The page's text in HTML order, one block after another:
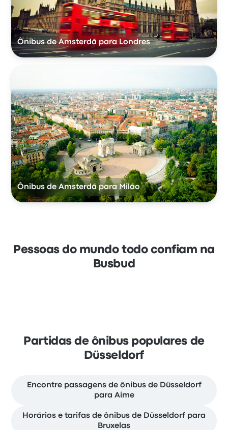
Ônibus de Amsterdã para Londres
Ônibus de Amsterdã para Milão
Pessoas do mundo todo confiam na
Busbud
Partidas de ônibus populares de
Düsseldorf
Encontre passagens de ônibus de Düsseldorf
para Aime
Horários e tarifas de ônibus de Düsseldorf para
Bruxelas